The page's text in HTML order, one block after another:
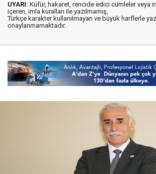
UYARI: Küfür, hakaret, rencide edici cümleler veya
içeren, imla kuralları ile yazılmamış,
Türkçe karakter kullanılmayan ve büyük harflerle
onaylanmamaktadır.